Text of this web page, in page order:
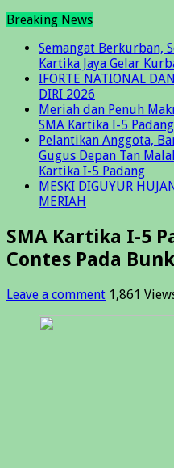
Breaking News
Semangat Berkurban,
Kartika Jaya Gelar
IFORTE NATIONAL
DIRI 2026
Meriah dan Penuh
SMA Kartika I-5 Padang
Pelantikan Anggota,
Gugus Depan Tan
Kartika I-5 Padang
MESKI DIGUYUR
MERIAH
SMA Kartika I-5
Contes Pada
Leave a comment 1,861